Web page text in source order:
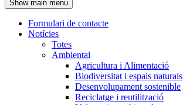
l'encapçalament
Show main menu
Navegació
principal
Formulari de contacte
Notícies
Totes
Ambiental
Agricultura i Alimentació
Biodiversitat i espais naturals
Desenvolupament sostenible
Reciclatge i reutilització